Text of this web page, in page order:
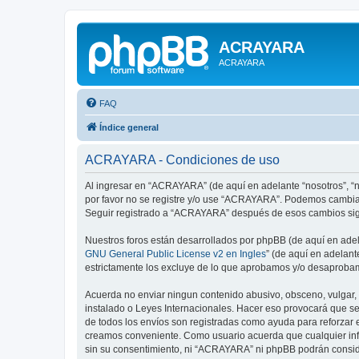
ACRAYARA
ACRAYARA
FAQ
Índice general
ACRAYARA - Condiciones de uso
Al ingresar en “ACRAYARA” (de aquí en adelante “nosotros”,
por favor no se registre y/o use “ACRAYARA”. Podemos
Seguir registrado a “ACRAYARA” después de esos cambios
Nuestros foros están desarrollados por phpBB (de aquí en
GNU General Public License v2 en Ingles” (de aquí en
estrictamente los excluye de lo que aprobamos y/o
Acuerda no enviar ningun contenido abusivo, obsceno,
instalado o Leyes Internacionales. Hacer eso provocará que
de todos los envíos son registradas como ayuda para
creamos conveniente. Como usuario acuerda que cualquier
sin su consentimiento, ni “ACRAYARA” ni phpBB podrán